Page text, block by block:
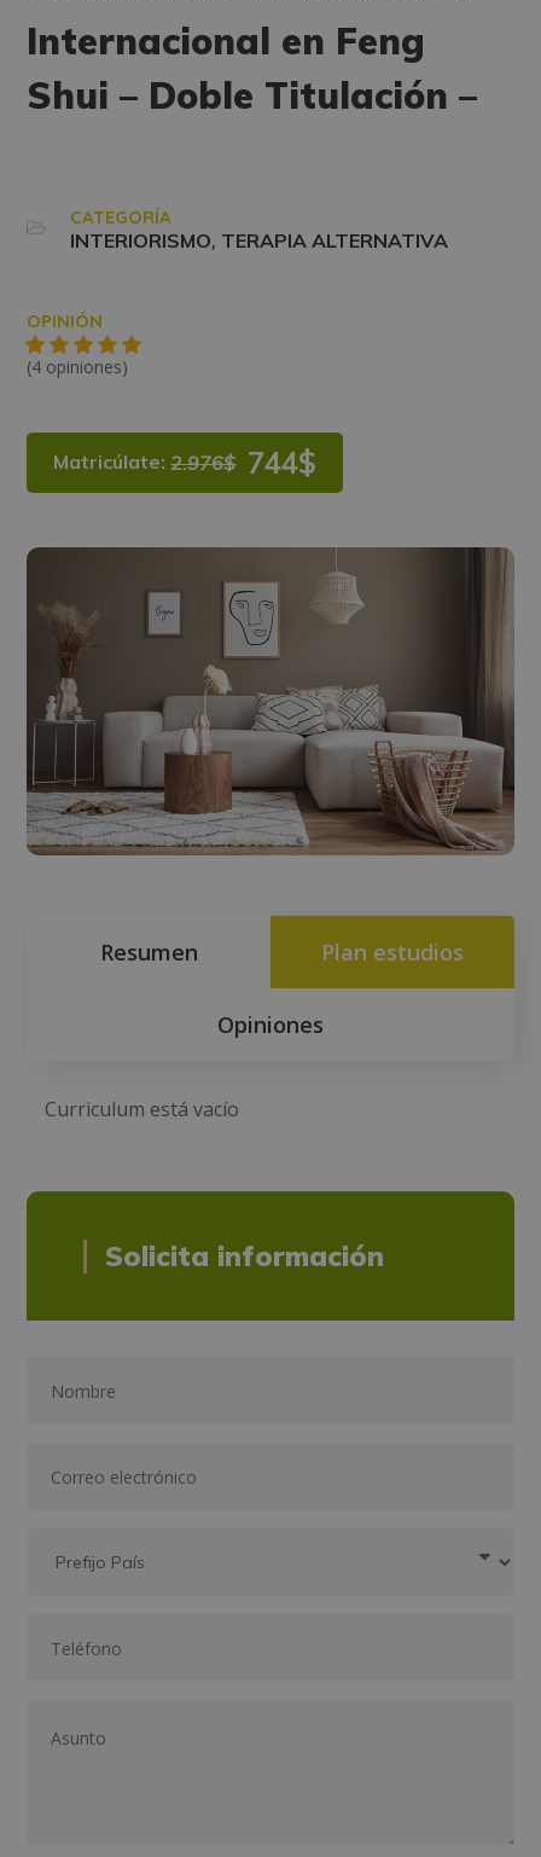
Internacional en Feng
Shui – Doble Titulación –
CATEGORÍA
INTERIORISMO, TERAPIA ALTERNATIVA
OPINIÓN
(4 opiniones)
Matricúlate:2.976$ 744$
Resumen Plan estudios
Opiniones
Curriculum está vacío
Solicita información